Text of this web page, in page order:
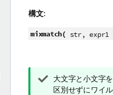
構文:
mixmatch( str,
ヒ
ン
大文字と小文字
区別せずにワイ